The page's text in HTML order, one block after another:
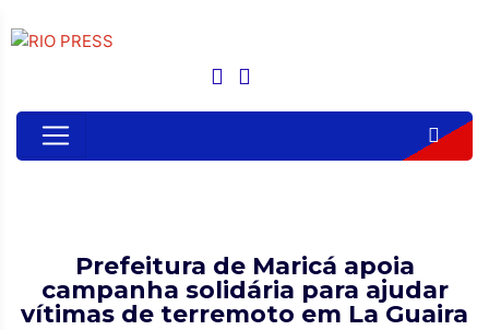
Prefeitura de Maricá apoia
campanha solidária para ajudar
vítimas de terremoto em La Guaira